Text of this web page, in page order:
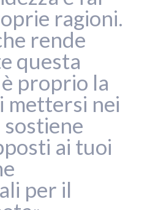
ragioni.
rende
questa
proprio la
mettersi nei
ai tuoi
per il